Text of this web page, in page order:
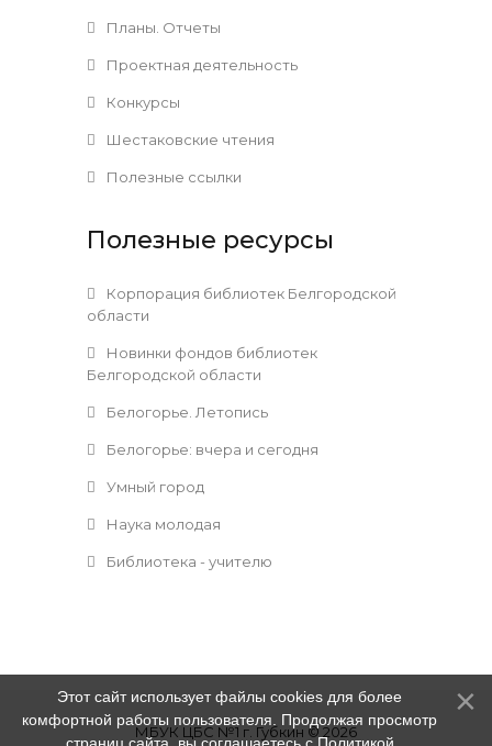
Планы. Отчеты
Проектная деятельность
Конкурсы
Шестаковские чтения
Полезные ссылки
Полезные ресурсы
Корпорация библиотек Белгородской
области
Новинки фондов библиотек
Белгородской области
Белогорье. Летопись
Белогорье: вчера и сегодня
Умный город
Наука молодая
Библиотека - учителю
МБУК ЦБС №1 г. Губкин © 2026
Этот сайт использует файлы cookies для более
комфортной работы пользователя. Продолжая просмотр